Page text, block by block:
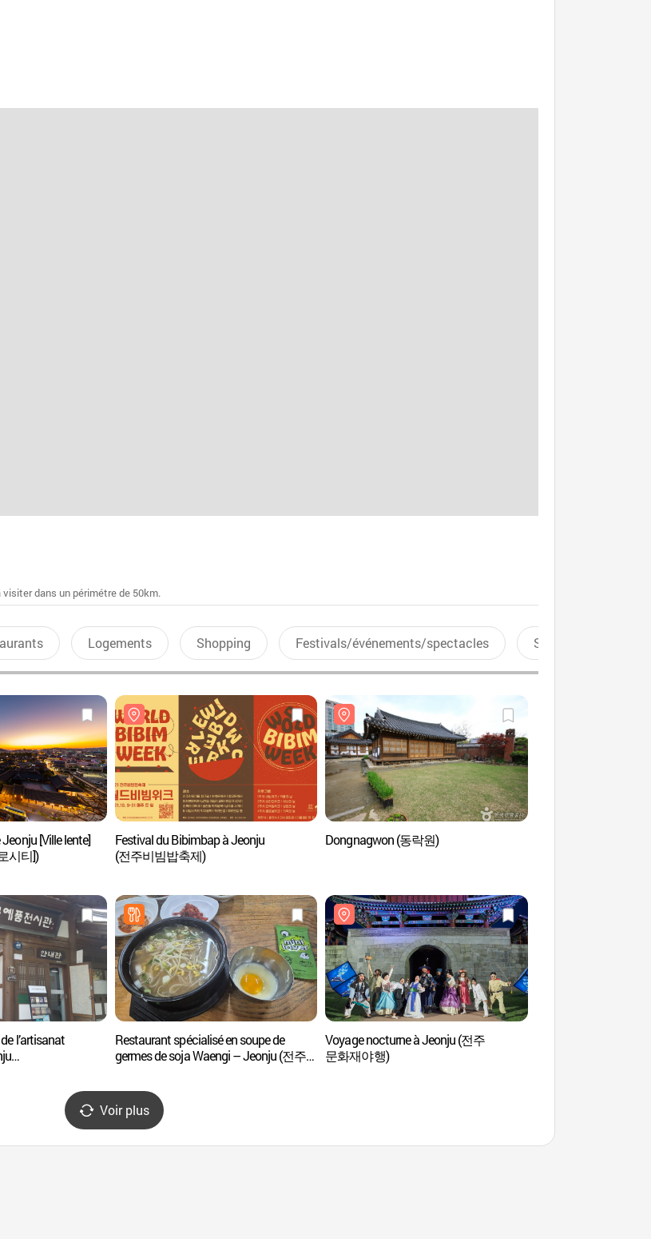
dans un périmétre de 50km.
Logements Shopping Festivals/événements/spectacles Sports aquatiques
[Ville lente]
시티])
Festival du Bibimbap à Jeonju
(전주비빔밥축제)
Dongnagwon (동락원)
l’artisanat
Restaurant spécialisé en soupe de
germes de soja Waengi – Jeonju (전주
Voyage nocturne à Jeonju (전주
문화재야행)
Voir plus